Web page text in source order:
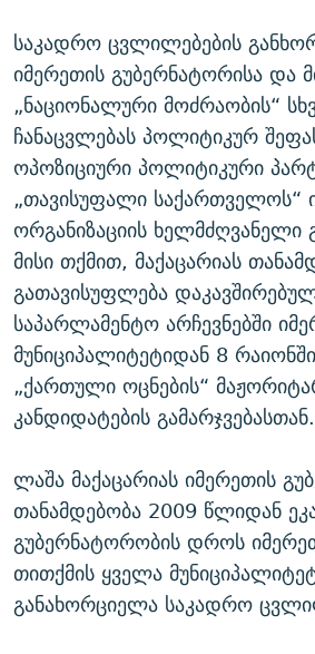
საკადრო ცვლილებების
იმერეთის გუბერნატორისა და
„ნაციონალური მოძრაობის“
ჩანაცვლებას პოლიტიკურ
ოპოზიციური პოლიტიკური
„თავისუფალი საქართველოს“
ორგანიზაციის ხელმძღვანელი
მისი თქმით, მაქაცარიას
გათავისუფლება
საპარლამენტო არჩევნებში
მუნიციპალიტეტიდან 8
„ქართული ოცნების“
კანდიდატების გამარჯვებასთან.
ლაშა მაქაცარიას იმერეთის
თანამდებობა 2009 წლიდან
გუბერნატორობის დროს
თითქმის ყველა
განახორციელა საკადრო